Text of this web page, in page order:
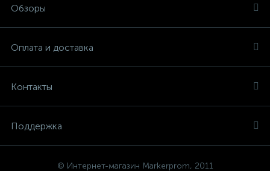
Обзоры
Оплата и доставка
Контакты
Поддержка
© Интернет-магазин Markerprom, 2011